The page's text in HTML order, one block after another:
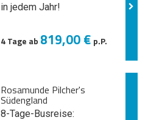
in jedem Jahr!
4 Tage ab 819,00 € p.P.
Rosamunde Pilcher's
Südengland
8-Tage-Busreise: